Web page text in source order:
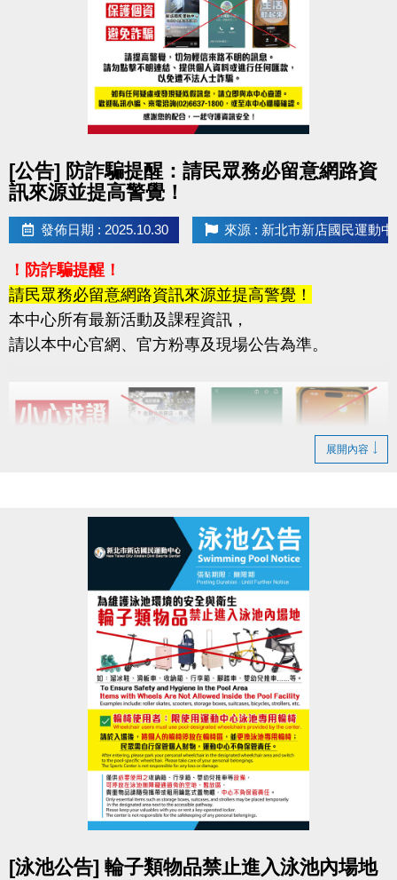
[公告] 防詐騙提醒：請民眾務必留意網路資
訊來源並提高警覺！
發佈日期 : 2025.10.30 來源 : 新北市新店國民運動中
！防詐騙提醒！
請民眾務必留意網路資訊來源並提高警覺！
本中心所有最新活動及課程資訊，
請以本中心官網、官方粉專及現場公告為準。
請提高警覺，切勿輕信來路不明的訊息。
請勿點擊不明連結、提供個人資料或進行任何匯款，
以免遭不法人士詐騙。
如有任何疑慮或發現疑似假訊息，請立即與本中心查
歡迎私訊小編、來電洽詢(02)6637-1800，或至本中心
感謝您的配合，一起守護資訊安全！
展開內容
[泳池公告] 輪子類物品禁止進入泳池內場地